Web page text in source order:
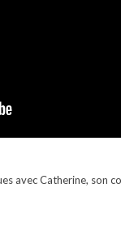
avec Catherine, son